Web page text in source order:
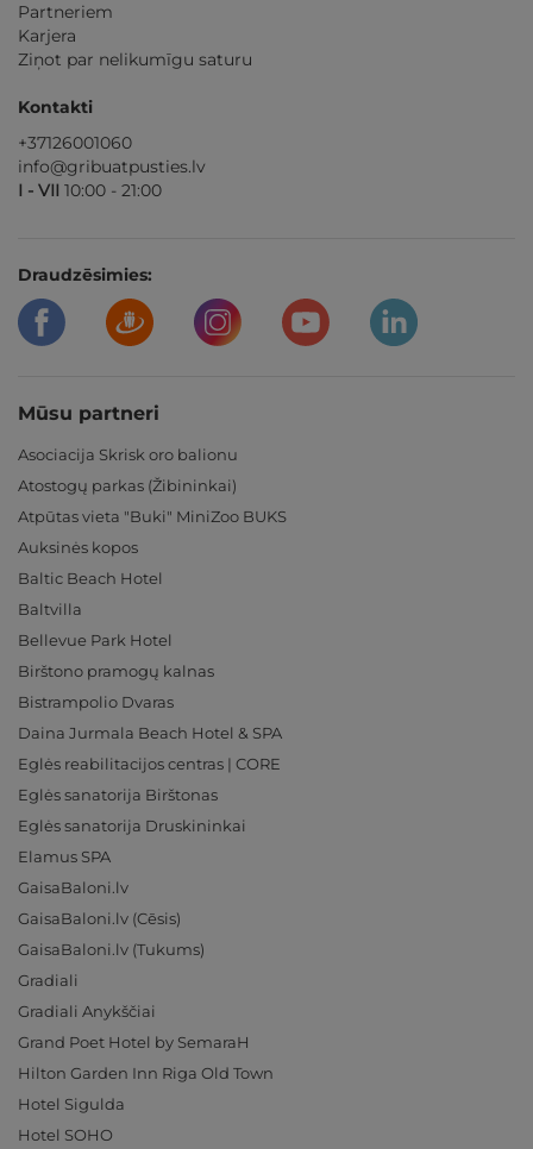
Partneriem
Karjera
Ziņot par nelikumīgu saturu
Kontakti
+37126001060
info@gribuatpusties.lv
I - VII 10:00 - 21:00
Draudzēsimies:
Mūsu partneri
Asociacija Skrisk oro balionu
Atostogų parkas (Žibininkai)
Atpūtas vieta "Buki" MiniZoo BUKS
Auksinės kopos
Baltic Beach Hotel
Baltvilla
Bellevue Park Hotel
Birštono pramogų kalnas
Bistrampolio Dvaras
Daina Jurmala Beach Hotel & SPA
Eglės reabilitacijos centras | CORE
Eglės sanatorija Birštonas
Eglės sanatorija Druskininkai
Elamus SPA
GaisaBaloni.lv
GaisaBaloni.lv (Cēsis)
GaisaBaloni.lv (Tukums)
Gradiali
Gradiali Anykščiai
Grand Poet Hotel by SemaraH
Hilton Garden Inn Riga Old Town
Hotel Sigulda
Hotel SOHO